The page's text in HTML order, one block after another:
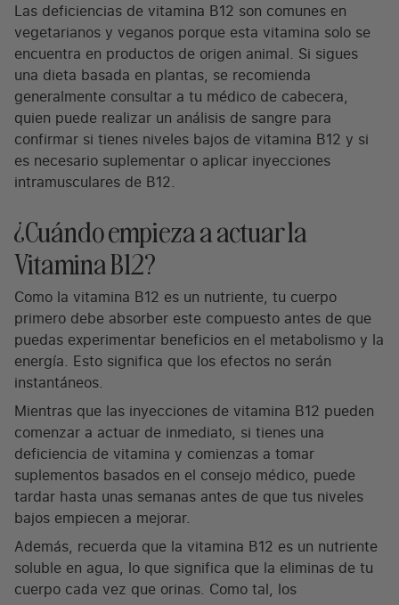
Las deficiencias de vitamina B12 son comunes en
vegetarianos y veganos porque esta vitamina solo se
encuentra en productos de origen animal. Si sigues
una dieta basada en plantas, se recomienda
generalmente consultar a tu médico de cabecera,
quien puede realizar un análisis de sangre para
confirmar si tienes niveles bajos de vitamina B12 y si
es necesario suplementar o aplicar inyecciones
intramusculares de B12.
¿Cuándo empieza a actuar la
Vitamina B12?
Como la vitamina B12 es un nutriente, tu cuerpo
primero debe absorber este compuesto antes de que
puedas experimentar beneficios en el metabolismo y la
energía. Esto significa que los efectos no serán
instantáneos.
Mientras que las inyecciones de vitamina B12 pueden
comenzar a actuar de inmediato, si tienes una
deficiencia de vitamina y comienzas a tomar
suplementos basados en el consejo médico, puede
tardar hasta unas semanas antes de que tus niveles
bajos empiecen a mejorar.
Además, recuerda que la vitamina B12 es un nutriente
soluble en agua, lo que significa que la eliminas de tu
cuerpo cada vez que orinas. Como tal, los